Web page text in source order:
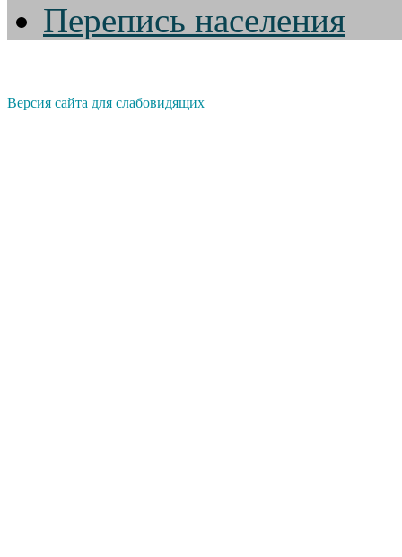
Перепись населения
Версия сайта для слабовидящих